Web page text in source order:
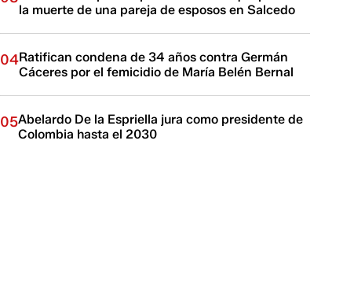
la muerte de una pareja de esposos en Salcedo
04Ratifican condena de 34 años contra Germán
Cáceres por el femicidio de María Belén Bernal
05Abelardo De la Espriella jura como presidente de
Colombia hasta el 2030